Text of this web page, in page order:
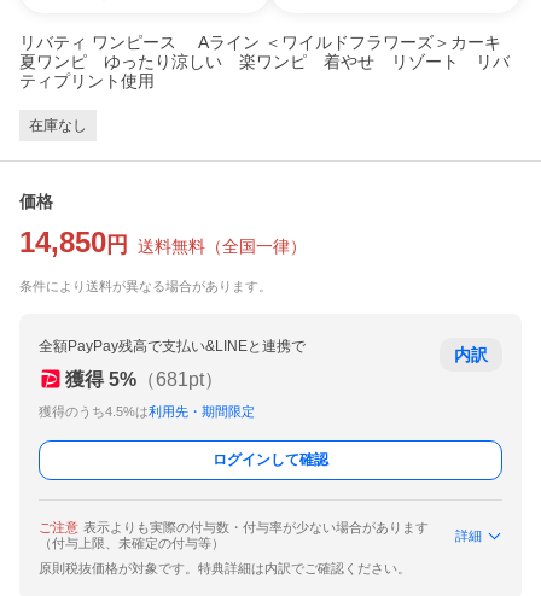
リバティ ワンピース Aライン ＜ワイルドフラワーズ＞カーキ
夏ワンピ ゆったり涼しい 楽ワンピ 着やせ リゾート リバ
ティプリント使用
在庫なし
価格
14,850 円 送料無料 （全国一律）
条件により送料が異なる場合があります。
全額PayPay残高で支払い&LINEと連携で
獲得 5% （681pt）
獲得のうち4.5%は利用先・期間限定
内訳
ログインして確認
ご注意 表示よりも実際の付与数・付与率が少ない場合があります
（付与上限、未確定の付与等）
詳細
原則税抜価格が対象です。特典詳細は内訳でご確認ください。